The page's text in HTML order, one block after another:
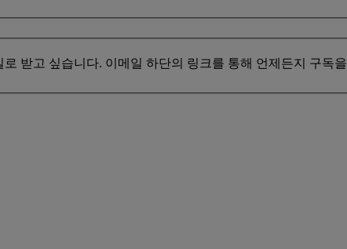
받고 싶습니다. 이메일 하단의 링크를 통해 언제든지 구독